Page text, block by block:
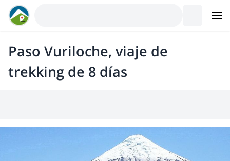
Paso Vuriloche, viaje de
trekking de 8 días